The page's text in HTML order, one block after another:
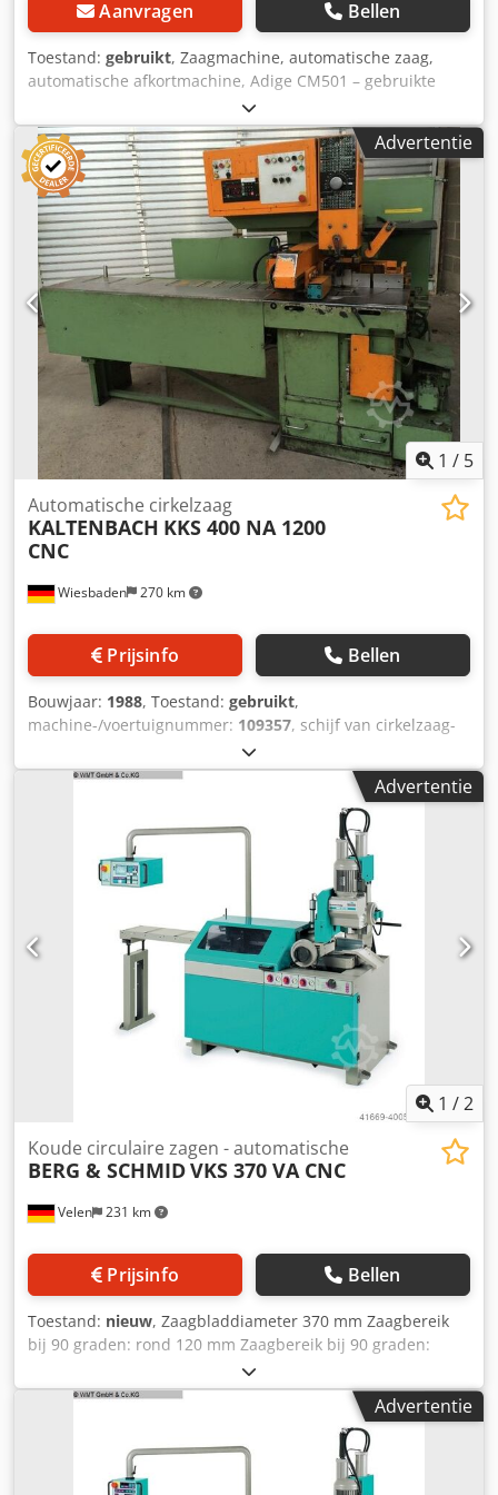
Aanvragen Bellen
Toestand: gebruikt, Zaagmachine, automatische zaag,
automatische afkortmachine, Adige CM501 – gebruikte
machine Fabrikant: Adige Model: CM 501 Bouwjaar: 1996
Zaagblad diameter: 250–360 mm Zaaglengte: 2100 mm
Max. werkstukdiameter (rond): 85 mm Crsdjy Ayc Dopfx
Ablof Max. werkstukgrootte (vierkant): 70 × 70 mm De
ADIGE CM501 automatische cirkelzaagmachine, gebouwd
in 1996 in Italië, is ontworpen voor volledig automatisch
zagen van massief materiaal, buizen en profielen van
staal, messing, aluminium en andere lichte legeringen in
industriële productieomgevingen.
Advertentie
1 / 5
Wiesbaden 270 km
Automatische cirkelzaag
KALTENBACH KKS 400 NA 1200
CNC
Prijsinfo Bellen
Bouwjaar: 1988, Toestand: gebruikt,
machine-/voertuignummer: 109357, schijf van cirkelzaag-
Ø: snijgebied 400 mm 90 ° ronde: 130 mm snijgebied op
90° square: 240 x 85 mm snijgebied in mijter op 45°
square: profielen vlakke 180 x 70 mm snijden snelheden:
10/20 m/min naar voren feed snelheden: 0 - 1000 mm/min
elektrische aansluiting: 400 V, 1,7/2,6 V-ruimte nodig: 2750
x 1500 x 1900 mm gewicht : 1350 kg Cedjb Sciaopfx Ablorf
Advertentie
1 /2
Velen 231 km
Koude circulaire zagen - automatische
BERG & SCHMIDVKS 370 VA CNC
Prijsinfo Bellen
Toestand: nieuw, Zaagbladdiameter 370 mm Zaagbereik
bij 90 graden: rond 120 mm Zaagbereik bij 90 graden:
vierkant 100 mm Zaagbereik bij 90 graden: rechthoekig
180x100 mm Werkhoogte 925 mm Zaagbladtoerentallen 17
- 70 tpm Totaal benodigd vermogen 3,0 kW Benodigde
ruimte ca. 1,9 x 1,45 x 2,1 m ACTIEPRIJS!!! Hoogvermogen
verticale cirkelzaag, volledig hydraulisch-pneumatisch
automatisch (20195) · Verstek naar links 60° + rechts 45° ·
Advertentie